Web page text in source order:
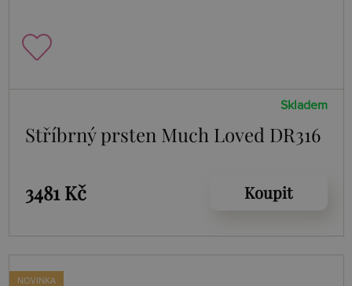
Skladem
Stříbrný prsten Much Loved DR316
3481 Kč Koupit
NOVINKA